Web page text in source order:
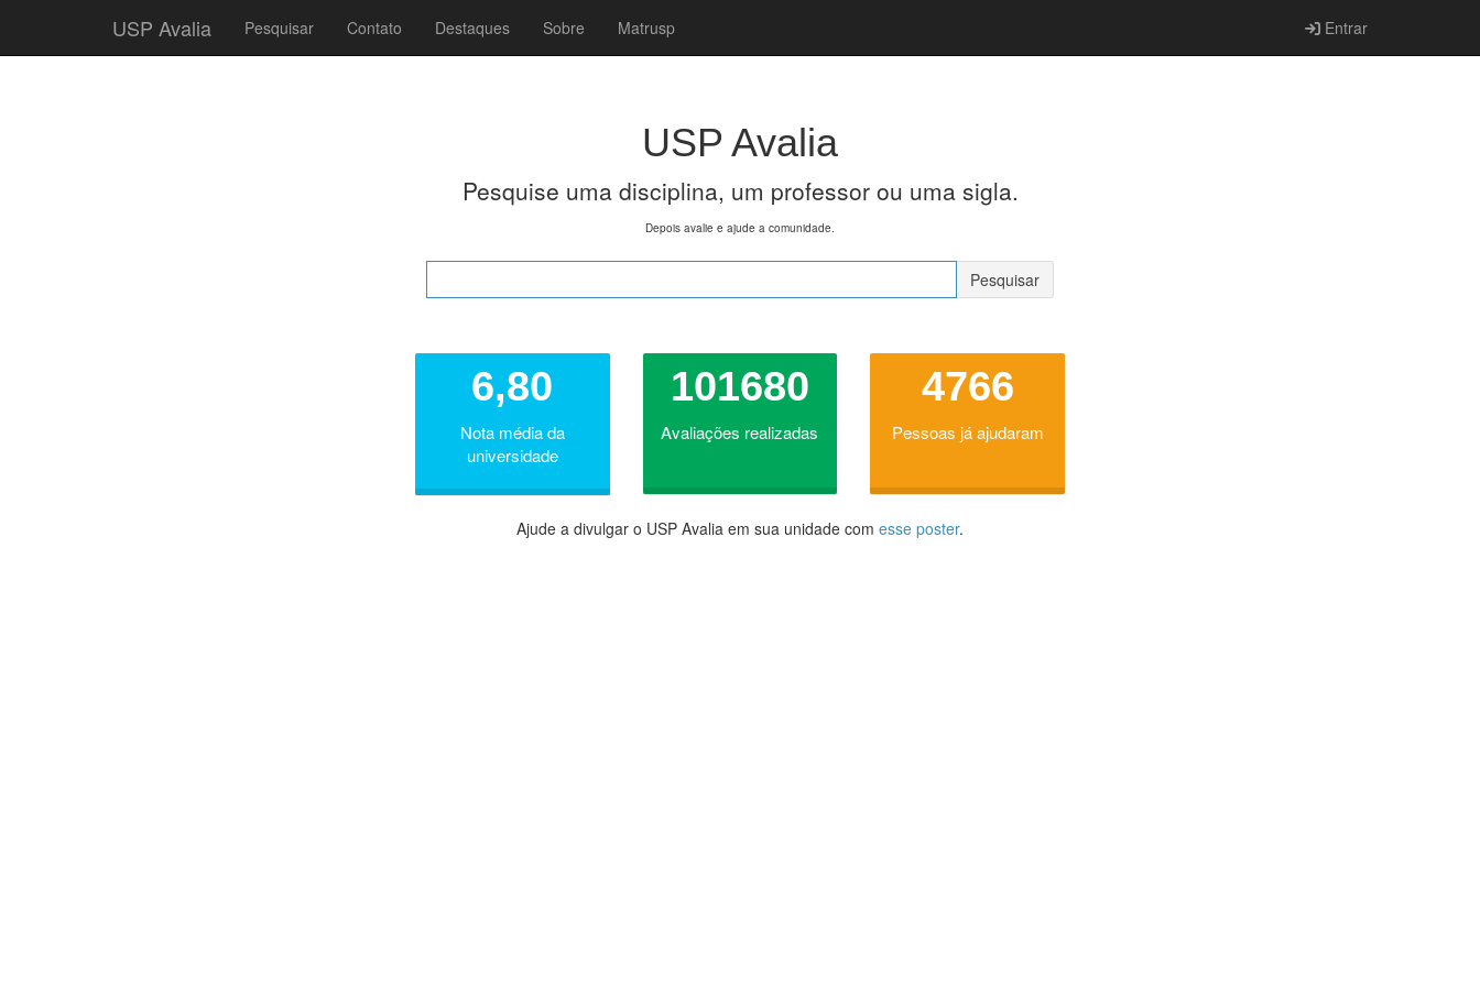
USP Avalia Pesquisar Contato Destaques Sobre Matrusp Entrar
USP Avalia
Pesquise uma disciplina, um professor ou uma sigla.
Depois avalie e ajude a comunidade.
Pesquisar
6,80
Nota média da
universidade
101680
Avaliações realizadas
4766
Pessoas já ajudaram
Ajude a divulgar o USP Avalia em sua unidade com esse poster.